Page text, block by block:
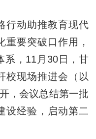
动助推教育现代
重要突破口作用，
系，11月30日，甘
校现场推进会（以
，会议总结第一批
设经验，启动第二